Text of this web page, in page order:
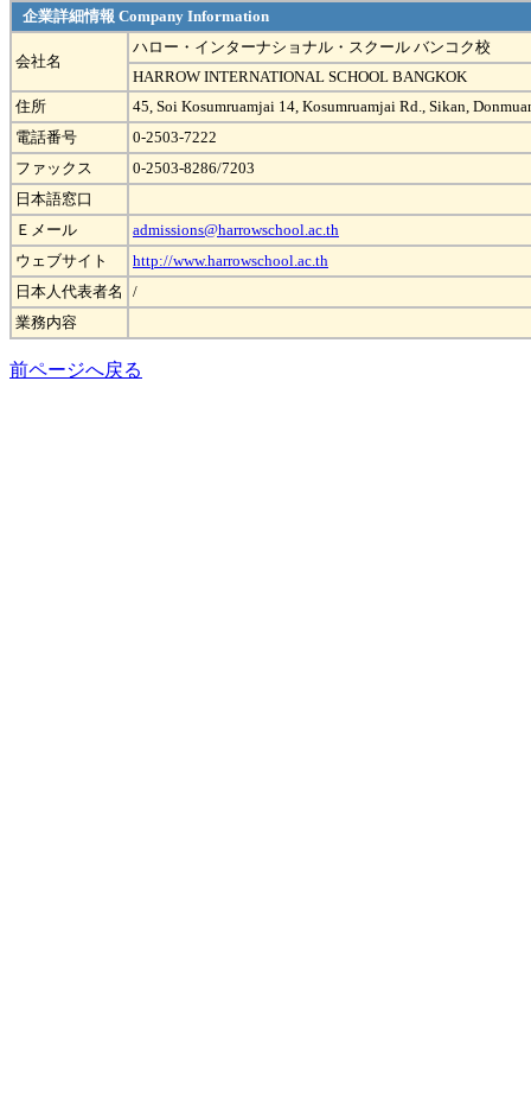
企業詳細情報 Company Information
会社名
ハロー・インターナショナル・スクール バンコク校
HARROW INTERNATIONAL SCHOOL BANGKOK
住所
45, Soi Kosumruamjai 14, Kosumruamjai Rd., Sikan,
電話番号
0-2503-7222
ファックス
0-2503-8286/7203
日本語窓口
Ｅメール
admissions@harrowschool.ac.th
ウェブサイト
http://www.harrowschool.ac.th
日本人代表者名
/
業務内容
前ページへ戻る